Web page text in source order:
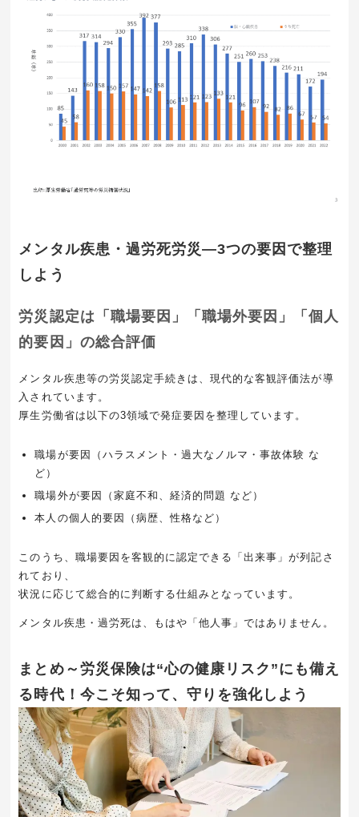
メンタル疾患・過労死労災―3つの要因で整理
しよう
労災認定は「職場要因」「職場外要因」「個人
的要因」の総合評価
メンタル疾患等の労災認定手続きは、現代的な客観評価法が導
入されています。
厚生労働省は以下の3領域で発症要因を整理しています。
職場が要因（ハラスメント・過大なノルマ・事故体験 な
ど）
職場外が要因（家庭不和、経済的問題 など）
本人の個人的要因（病歴、性格など）
このうち、職場要因を客観的に認定できる「出来事」が列記さ
れており、
状況に応じて総合的に判断する仕組みとなっています。
メンタル疾患・過労死は、もはや「他人事」ではありません。
まとめ～労災保険は“心の健康リスク”にも備え
る時代！今こそ知って、守りを強化しよう